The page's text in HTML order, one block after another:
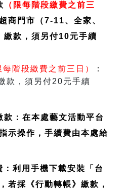
（限每階段繳費之前三
商門市（7-11、全家、
繳款，須另付10元手續
每階段繳費之前三日）
：
款，須另付20元手續
款：在本處藝文活動平台
示操作，手續費由本處給
利用手機下載安裝「台
若採《行動轉帳》繳款，